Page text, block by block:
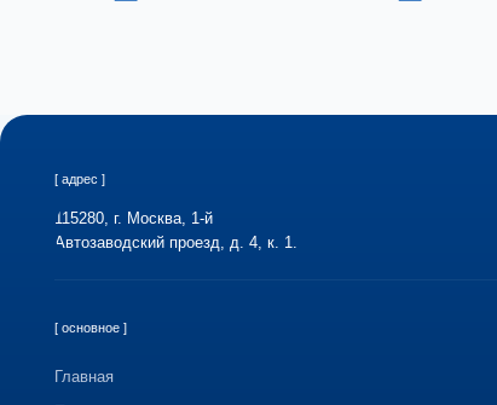
+7
Главная